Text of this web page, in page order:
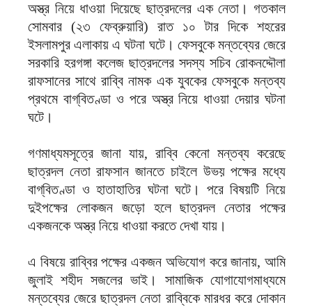
অস্ত্র নিয়ে ধাওয়া দিয়েছে ছাত্রদলের এক নেতা। গতকাল
সোমবার (২৩ ফেব্রুয়ারি) রাত ১০ টার দিকে শহরের
ইসলামপুর এলাকায় এ ঘটনা ঘটে। ফেসবুকে মন্তব্যের জেরে
সরকারি হরগঙ্গা কলেজ ছাত্রদলের সদস্য সচিব রোকনদ্দৌলা
রাফসানের সাথে রাব্বি নামক এক যুবকের ফেসবুকে মন্তব্য
প্রথমে বাগ্‌বিতণ্ডা ও পরে অস্ত্র নিয়ে ধাওয়া দেয়ার ঘটনা
ঘটে।
গণমাধ্যমসূত্রে জানা যায়, রাব্বি কেনো মন্তব্য করেছে
ছাত্রদল নেতা রাফসান জানতে চাইলে উভয় পক্ষের মধ্যে
বাগ্‌বিতণ্ডা ও হাতাহাতির ঘটনা ঘটে। পরে বিষয়টি নিয়ে
দুইপক্ষের লোকজন জড়ো হলে ছাত্রদল নেতার পক্ষের
একজনকে অস্ত্র নিয়ে ধাওয়া করতে দেখা যায়।
এ বিষয়ে রাব্বির পক্ষের একজন অভিযোগ করে জানায়, আমি
জুলাই শহীদ সজলের ভাই। সামাজিক যোগাযোগমাধ্যমে
মন্তব্যের জেরে ছাত্রদল নেতা রাব্বিকে মারধর করে দোকান